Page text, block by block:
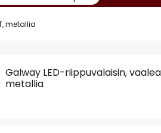
metallia
Galway LED-riippuvalaisin,
metallia